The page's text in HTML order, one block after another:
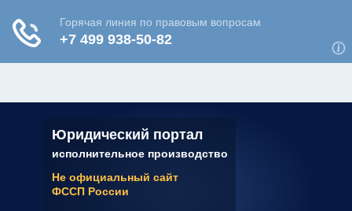
Юридический портал
исполнительное производство
Не официальный сайт
ФССП России
✆ 7 (800) 350-22-64